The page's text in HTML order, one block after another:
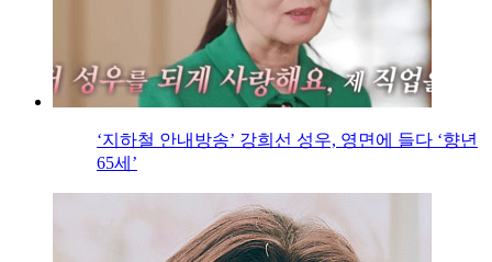
‘지하철 안내방송’ 강희선 성우, 영면에 들다 ‘향년
65세’